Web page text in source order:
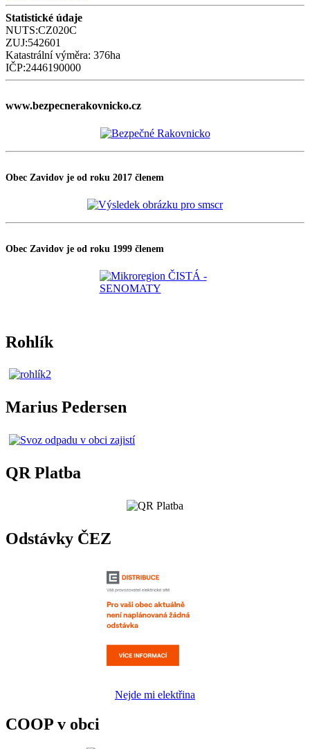
Statistické údaje
NUTS:CZ020C
ZUJ:542601
Katastrální výměra: 376ha
IČP:2446190000
www.bezpecnerakovnicko.cz
Obec Zavidov je od roku 2017 členem
Obec Zavidov je od roku 1999 členem
Rohlík
Marius Pedersen
QR Platba
Odstávky ČEZ
Nejde mi elektřina
COOP v obci